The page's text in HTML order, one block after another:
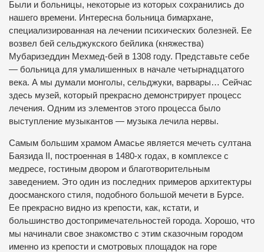
Были и больницы, некоторые из которых сохранились до
нашего времени. Интересна больница бимархане,
специализированная на лечении психических болезней. Ее
возвел бей сельджукского бейлика (княжества)
Мубаризеддин Мехмед-бей в 1308 году. Представьте себе
— больница для умалишенных в начале четырнадцатого
века. А мы думали монголы, сельджуки, варвары… Сейчас
здесь музей, который прекрасно демонстрирует процесс
лечения. Одним из элементов этого процесса было
выступление музыкантов — музыка лечила нервы.
Самым большим храмом Амасье является мечеть султана
Баязида II, построенная в 1480-х годах, в комплексе с
медресе, гостиным двором и благотворительным
заведением. Это один из последних примеров архитектуры
доосманского стиля, подобного большой мечети в Бурсе.
Ее прекрасно видно из крепости, как, кстати, и
большинство достопримечательностей города. Хорошо, что
мы начинали свое знакомство с этим сказочным городом
именно из крепости и смотровых площадок на горе